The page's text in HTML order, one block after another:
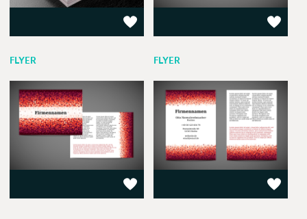
FLYER FLYER